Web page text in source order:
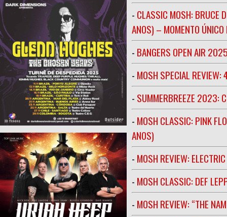
- CLASSIC MOSH: BRUCE
ANOS) – MOMENTO ÚNICO
- BANGERS OPEN AIR
- MOSH SPECIAL REVIEW:
- SUMMERBREEZE 2023:
- MOSH CLASSIC: PINK
ANOS)
- MOSH REVIEW:
- MOSH CLASSIC: DEF
- MOSH REVIEW: “THE